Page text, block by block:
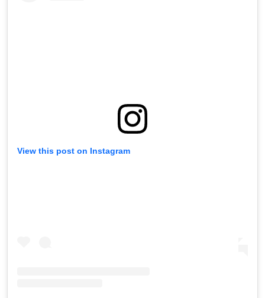
View this post on Instagram